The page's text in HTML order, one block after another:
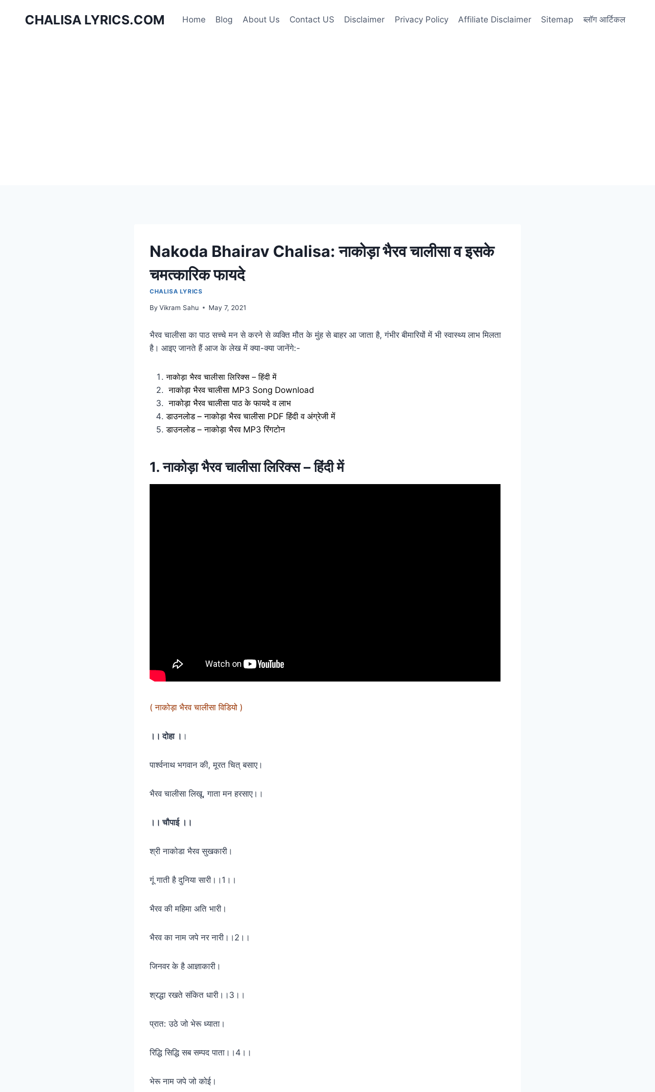
CHALISA LYRICS.COM Home Blog About Us Contact US Disclaimer Privacy Policy Affiliate Disclaimer Sitemap ब्लॉग आर्टिकल
Nakoda Bhairav Chalisa: नाकोड़ा भैरव चालीसा व इसके
चमत्कारिक फायदे
CHALISA LYRICS
By Vikram Sahu May 7, 2021
भैरव चालीसा का पाठ सच्चे मन से करने से व्यक्ति मौत के मुंह से बाहर आ जाता है, गंभीर बीमारियों में भी स्वास्थ्य लाभ मिलता
है। आइए जानते हैं आज के लेख में क्या-क्या जानेंगे:-
नाकोड़ा भैरव चालीसा लिरिक्स – हिंदी में
नाकोड़ा भैरव चालीसा MP3 Song Download
नाकोड़ा भैरव चालीसा पाठ के फायदे व लाभ
डाउनलोड – नाकोड़ा भैरव चालीसा PDF हिंदी व अंग्रेजी में
डाउनलोड – नाकोड़ा भैरव MP3 रिंगटोन
1. नाकोड़ा भैरव चालीसा लिरिक्स – हिंदी में
( नाकोड़ा भैरव चालीसा विडियो )
।। दोहा । ।
पार्श्वनाथ भगवान की, मूरत चित् बसाए।
भैरव चालीसा लिखू, गाता मन हरसाए।।
।। चौपाई ।।
श्री नाकोडा भैरव सुखकारी।
गूं गाती है दुनिया सारी।।1।।
भैरव की महिमा अति भारी।
भैरव का नाम जपे नर नारी।।2।।
जिनवर के है आज्ञाकारी।
श्रद्धा रखते संकित धारी।।3।।
प्रात: उठे जो भेरू ध्याता।
रिद्धि सिद्धि सब सम्पद पाता।।4।।
भेरू नाम जपे जो कोई।